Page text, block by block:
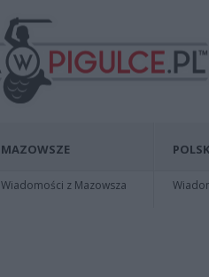
MAZOWSZE
Wiadomości z Mazowsza